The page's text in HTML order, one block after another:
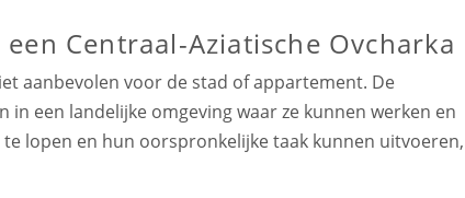
Centraal-Aziatische Ovcharka
aanbevolen voor de stad of appartement. De
in een landelijke omgeving waar ze kunnen werken en
lopen en hun oorspronkelijke taak kunnen uitvoeren,